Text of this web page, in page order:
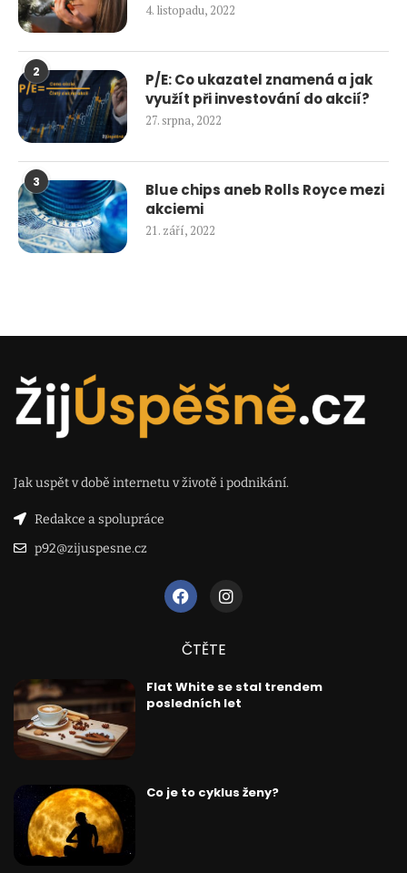
4. listopadu, 2022
2
P/E: Co ukazatel znamená a jak
využít při investování do akcií?
27. srpna, 2022
3
Blue chips aneb Rolls Royce mezi
akciemi
21. září, 2022
Jak uspět v době internetu v životě i podnikání.
Redakce a spolupráce
p92@zijuspesne.cz
ČTĚTE
Flat White se stal trendem
posledních let
Co je to cyklus ženy?